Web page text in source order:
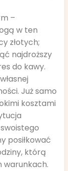
–
w ten
złotych;
najdroższy
do kawy.
Już samo
kosztami
posiłkować
którą
warunkach.